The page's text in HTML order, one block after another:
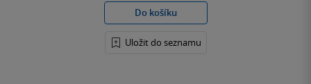
Do košíku
Uložit do seznamu